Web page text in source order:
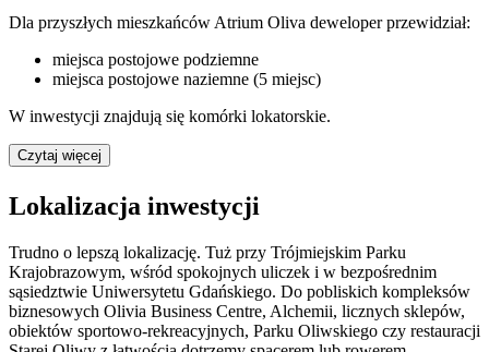
Dla przyszłych mieszkańców Atrium Oliva deweloper przewidział:
miejsca postojowe podziemne
miejsca postojowe naziemne (5 miejsc)
W inwestycji znajdują się komórki lokatorskie.
Czytaj więcej
Lokalizacja inwestycji
Trudno o lepszą lokalizację. Tuż przy Trójmiejskim Parku
Krajobrazowym, wśród spokojnych uliczek i w bezpośrednim
sąsiedztwie Uniwersytetu Gdańskiego. Do pobliskich kompleksów
biznesowych Olivia Business Centre, Alchemii, licznych sklepów,
obiektów sportowo-rekreacyjnych, Parku Oliwskiego czy restauracji